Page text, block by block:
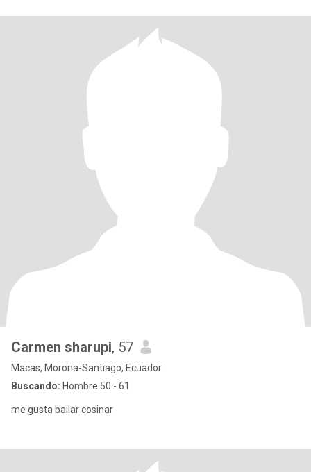
Carmen sharupi, 57
Macas, Morona-Santiago, Ecuador
Buscando: Hombre 50 - 61
me gusta bailar cosinar